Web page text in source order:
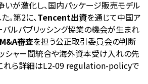
が激化し、国内パッケージ販売モデル
。第2に、Tencent出資を通じて中国ア
ルパブリッシング協業の機会が生まれ
審査を担う公正取引委員会の判断
シャー間統合や海外資本受け入れの先
これら詳細はL2-09 regulation-policyで